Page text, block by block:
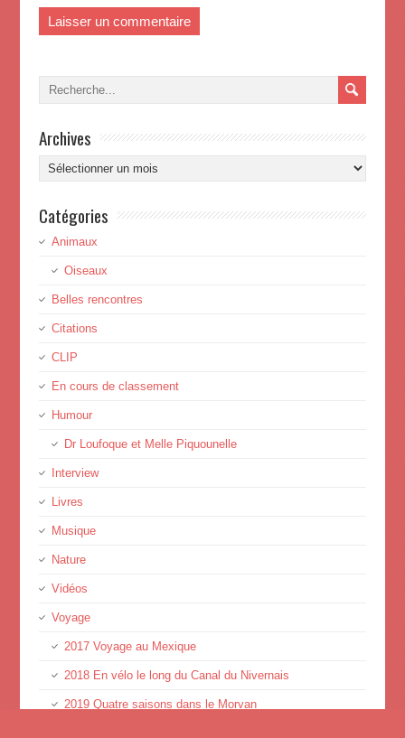
Archives
Archives
Catégories
Animaux
Oiseaux
Belles rencontres
Citations
CLIP
En cours de classement
Humour
Dr Loufoque et Melle Piquounelle
Interview
Livres
Musique
Nature
Vidéos
Voyage
2017 Voyage au Mexique
2018 En vélo le long du Canal du Nivernais
2019 Quatre saisons dans le Morvan